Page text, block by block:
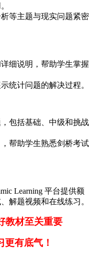
等主题与现实问题紧密
细说明，帮助学生掌握
统计问题的解决过程。
包括基础、中级和挑战
帮助学生熟悉剑桥考试
Learning 平台提供额
解题视频和在线练习。
教材至关重要
有底气！